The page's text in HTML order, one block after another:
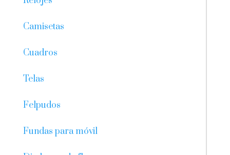
Camisetas
Cuadros
Telas
Felpudos
Fundas para móvil